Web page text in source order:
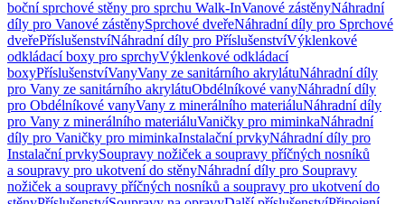
boční sprchové stěny pro sprchu Walk-InVanové zástěnyNáhradní
díly pro Vanové zástěnySprchové dveřeNáhradní díly pro Sprchové
dveřePříslušenstvíNáhradní díly pro PříslušenstvíVýklenkové
odkládací boxy pro sprchyVýklenkové odkládací
boxyPříslušenstvíVanyVany ze sanitárního akrylátuNáhradní díly
pro Vany ze sanitárního akrylátuObdélníkové vanyNáhradní díly
pro Obdélníkové vanyVany z minerálního materiáluNáhradní díly
pro Vany z minerálního materiáluVaničky pro miminkaNáhradní
díly pro Vaničky pro miminkaInstalační prvkyNáhradní díly pro
Instalační prvkySoupravy nožiček a soupravy příčných nosníků
a soupravy pro ukotvení do stěnyNáhradní díly pro Soupravy
nožiček a soupravy příčných nosníků a soupravy pro ukotvení do